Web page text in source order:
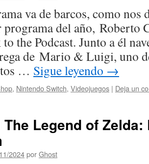
va de barcos, como nos
del año, Roberto
the Podcast. Junto a él
de Mario & Luigi, uno
… Sigue leyendo →
, Nintendo Switch, Videojuegos | Deja un
The Legend of
2024porGhost